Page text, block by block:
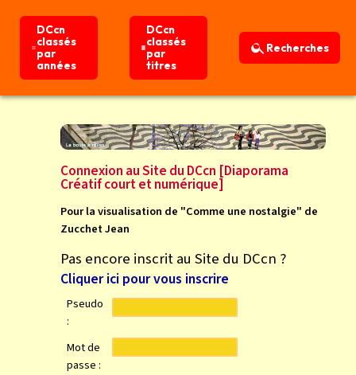
DCcn
classés
par
années
DCcn
classés
par
titres
Recherches
DCcn
classés
par
années
DCcn
classés
par
titres
Recherches
Connexion au Site du DCcn [Diaporama
Créatif court et numérique]
Pour la visualisation de "Comme une nostalgie" de
Zucchet Jean
Pas encore inscrit au Site du DCcn ?
Cliquer ici pour vous inscrire
Pseudo
:
Mot de
passe :